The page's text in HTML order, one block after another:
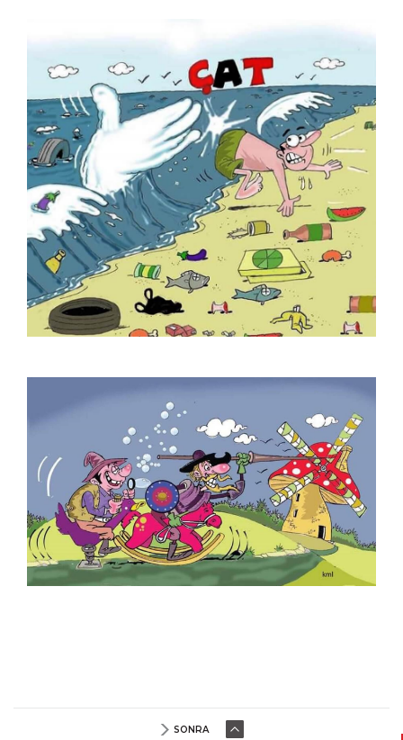
Kadir Doğruer
Kamil Masaracı
Kamil Yavuz
Kemal Buluş
Kemal Gönen
Kemal Urgenç
Kubilay Bayar
Kurtuluş Ayyıldız
Kürşat Cosgun
Kürşat Zaman
Levent Dağaşan
Levent Öncü
Lütfü Çakın
Mehmet Selçuk
Mehmet Şenocak
Mehmet Tevlim
Mehmet Zeber
Menekşe Çam
Mete Arif Tokmak
SONRA